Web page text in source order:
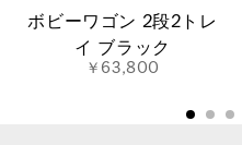
ボビーワゴン 2段2トレ
イ ブラック
￥63,800